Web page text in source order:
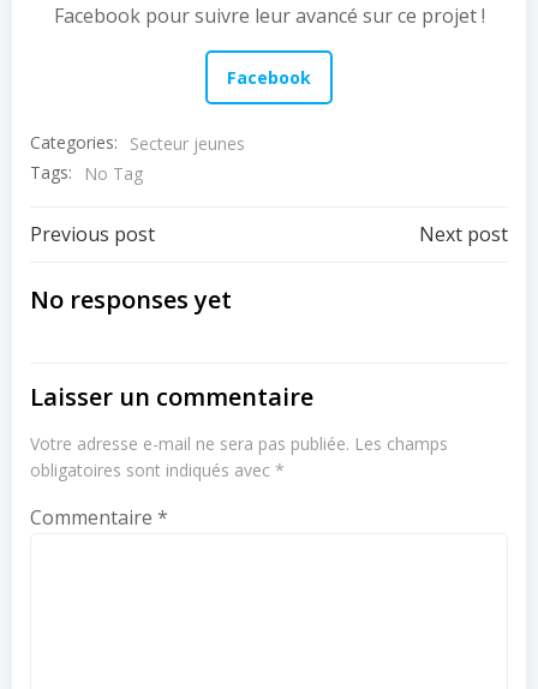
Facebook pour suivre leur avancé sur ce projet !
Facebook
Categories:
Secteur jeunes
Tags:
No Tag
Post
navigation
Previous post Next post
No responses yet
Laisser un commentaire
Votre adresse e-mail ne sera pas publiée. Les champs
obligatoires sont indiqués avec *
Commentaire *